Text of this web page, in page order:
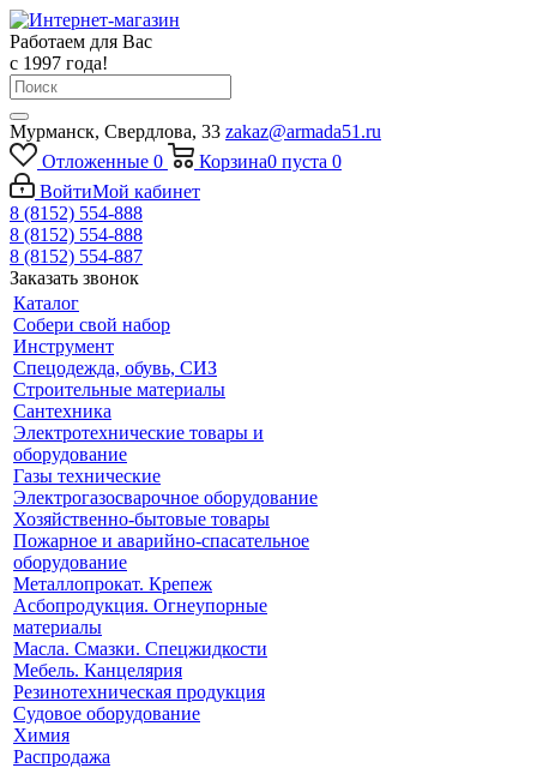
Работаем для Вас
с 1997 года!
Мурманск, Свердлова, 33 zakaz@armada51.ru
Отложенные 0 Корзина0 пуста 0
ВойтиМой кабинет
8 (8152) 554-888
8 (8152) 554-888
8 (8152) 554-887
Заказать звонок
Каталог
Собери свой набор
Инструмент
Спецодежда, обувь, СИЗ
Строительные материалы
Сантехника
Электротехнические товары и
оборудование
Газы технические
Электрогазосварочное оборудование
Хозяйственно-бытовые товары
Пожарное и аварийно-спасательное
оборудование
Металлопрокат. Крепеж
Асбопродукция. Огнеупорные
материалы
Масла. Смазки. Спецжидкости
Мебель. Канцелярия
Резинотехническая продукция
Судовое оборудование
Химия
Распродажа